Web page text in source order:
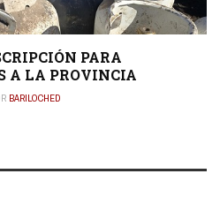
PARA
A LA PROVINCIA
BARILOCHED